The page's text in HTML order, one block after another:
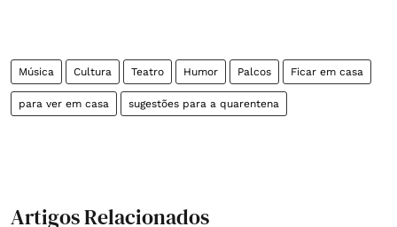
Música Cultura Teatro Humor Palcos Ficar em casa
para ver em casa sugestões para a quarentena
Artigos Relacionados